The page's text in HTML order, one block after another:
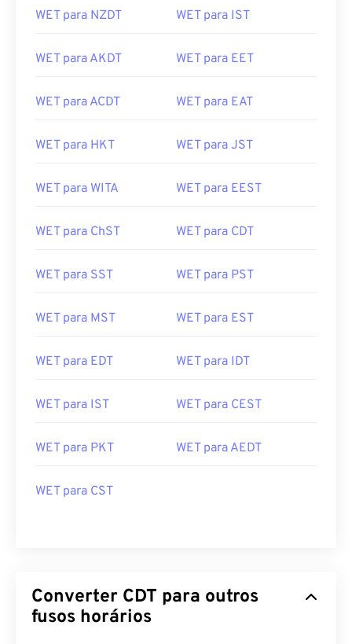
WET para NZDT WET para IST
WET para AKDT WET para EET
WET para ACDT WET para EAT
WET para HKT WET para JST
WET para WITA WET para EEST
WET para ChST WET para CDT
WET para SST WET para PST
WET para MST WET para EST
WET para EDT WET para IDT
WET para IST WET para CEST
WET para PKT WET para AEDT
WET para CST
Converter CDT para outros
fusos horários